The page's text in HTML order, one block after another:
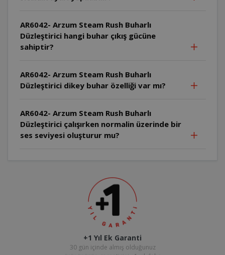
AR6042- Arzum Steam Rush Buharlı
Düzleştirici hangi buhar çıkış gücüne
sahiptir?
AR6042- Arzum Steam Rush Buharlı
Düzleştirici dikey buhar özelliği var mı?
AR6042- Arzum Steam Rush Buharlı
Düzleştirici çalışırken normalin üzerinde bir
ses seviyesi oluşturur mu?
+1 Yıl Ek Garanti
30 gün içinde almış olduğunuz